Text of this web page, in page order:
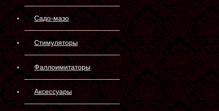
Садо-мазо
Стимуляторы
Фаллоимитаторы
Аксессуары